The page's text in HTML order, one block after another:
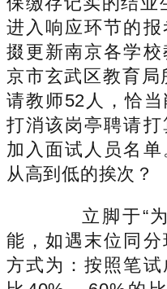
进入响应环节的
掇更新南京各学
京市玄武区教育
请教师52人，恰
打消该岗亭聘请
加入面试人员名
从高到低的挨次？
立脚于“为
能，如遇末位同
方式为：按照笔